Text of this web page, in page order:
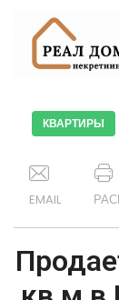
КВАРТИРЫ
EMAIL